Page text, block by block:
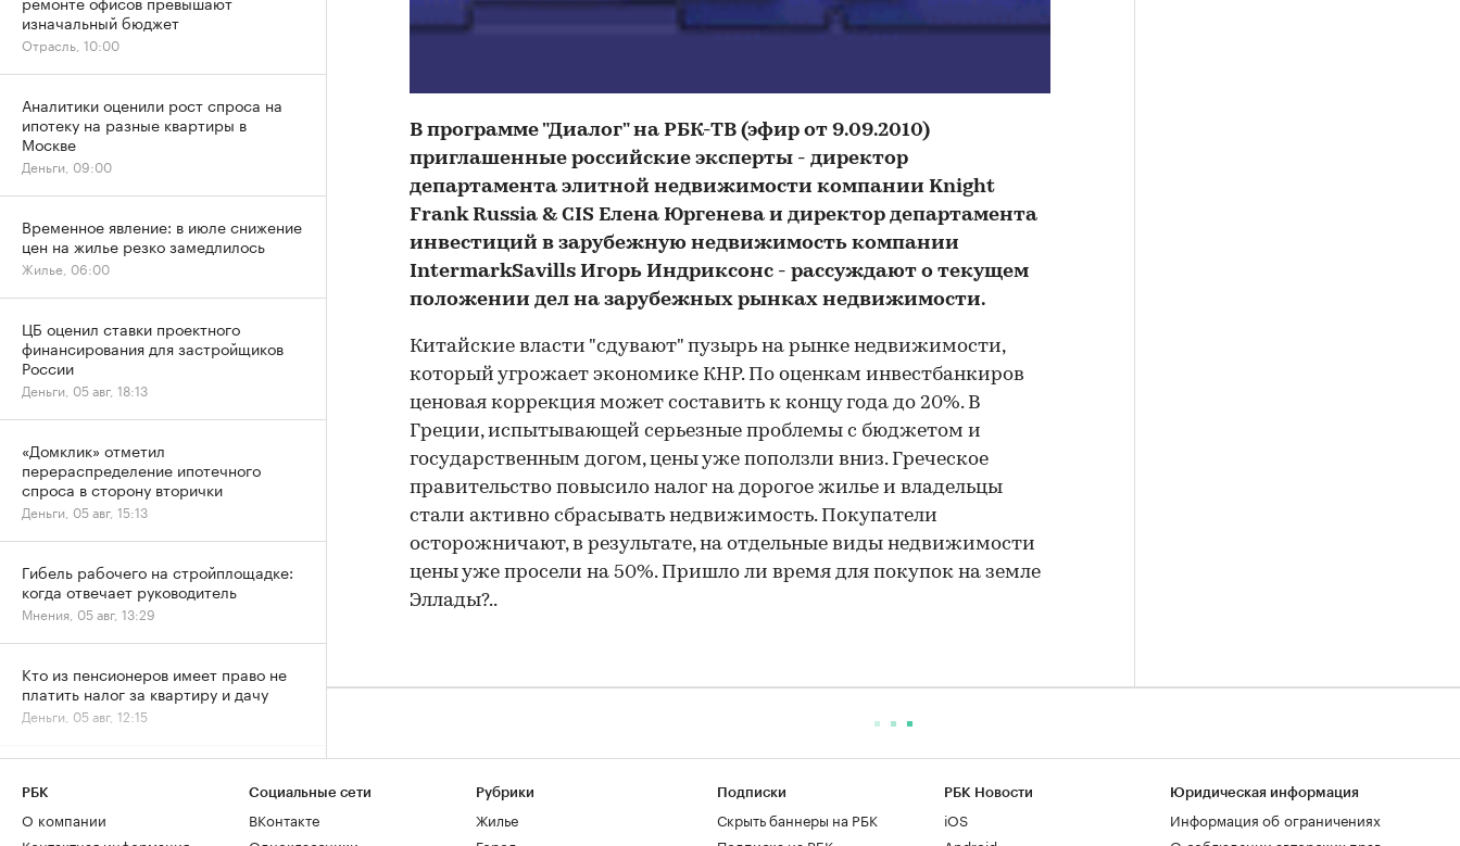
В программе "Диалог" на РБК-ТВ (эфир от 9.09.2010)
приглашенные российские эксперты - директор
департамента элитной недвижимости компании Knight
Frank Russia & CIS Елена Юргенева и директор департамента
инвестиций в зарубежную недвижимость компании
IntermarkSavills Игорь Индриксонс - рассуждают о текущем
положении дел на зарубежных рынках недвижимости.
Китайские власти "сдувают" пузырь на рынке недвижимости,
который угрожает экономике КНР. По оценкам инвестбанкиров
ценовая коррекция может составить к концу года до 20%. В
Греции, испытывающей серьезные проблемы с бюджетом и
государственным догом, цены уже поползли вниз. Греческое
правительство повысило налог на дорогое жилье и владельцы
стали активно сбрасывать недвижимость. Покупатели
осторожничают, в результате, на отдельные виды недвижимости
цены уже просели на 50%. Пришло ли время для покупок на земле
Эллады?..
изначальный бюджет
Отрасль, 10:00
Аналитики оценили рост спроса на
ипотеку на разные квартиры в
Москве
Деньги, 09:00
Временное явление: в июле снижение
цен на жилье резко замедлилось
Жилье, 06:00
ЦБ оценил ставки проектного
финансирования для застройщиков
России
Деньги, 05 авг, 18:13
«Домклик» отметил
перераспределение ипотечного
спроса в сторону вторички
Деньги, 05 авг, 15:13
Гибель рабочего на стройплощадке:
когда отвечает руководитель
Мнения, 05 авг, 13:29
Кто из пенсионеров имеет право не
платить налог за квартиру и дачу
Деньги, 05 авг, 12:15
продаваться дороже и быстрее
Жилье, 05 авг, 11:29
РБК
О компании
Социальные сети
ВКонтакте
Рубрики
Жилье
Подписки
Скрыть баннеры на РБК
РБК Новости
iOS
Юридическая информация
Информация об ограничениях